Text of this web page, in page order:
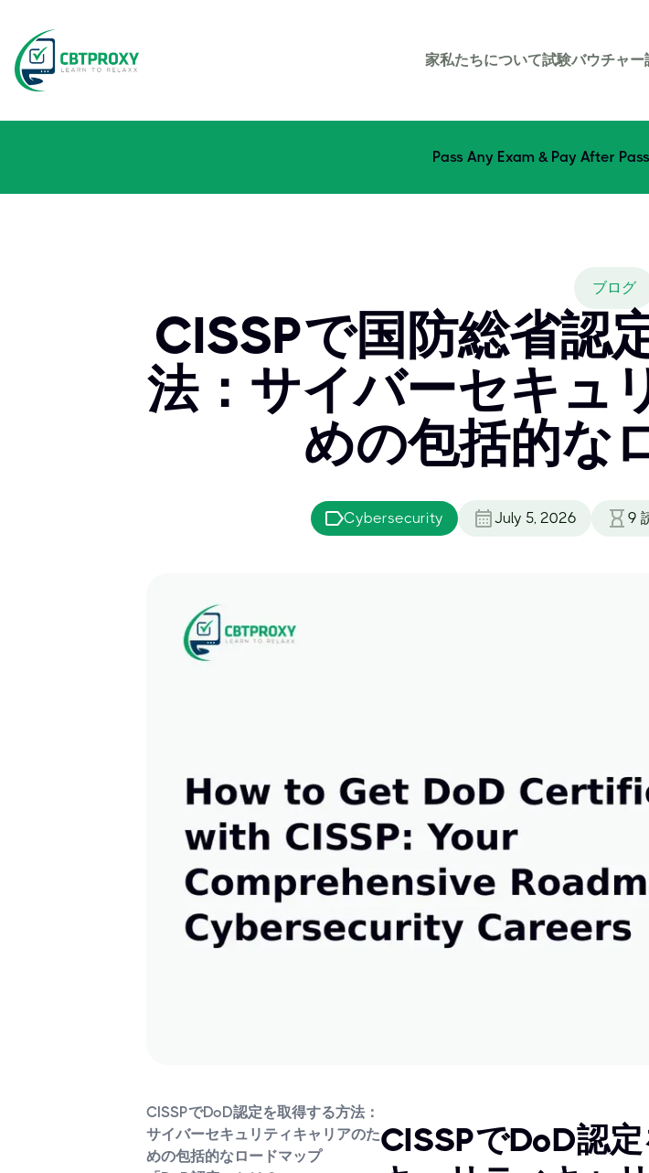
家私たちについて試験バウチャー
Pass Any Exam & Pay After
ブログ
CISSPで国防総省認
法：サイバーセキュ
めの包括的な
Cybersecurity July 5, 2026 9
CISSPでDoD認定を取得する方法：
サイバーセキュリティキャリアのた
めの包括的なロードマップ
CISSPでDoD認